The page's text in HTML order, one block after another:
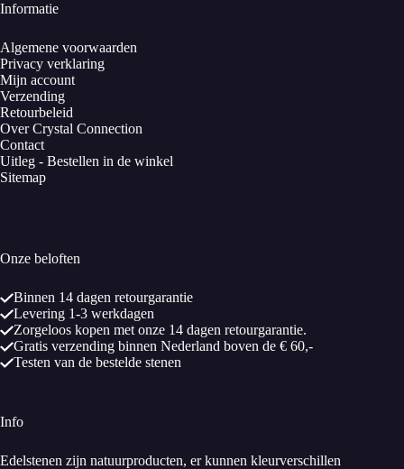
Informatie
Algemene voorwaarden
Privacy verklaring
Mijn account
Verzending
Retourbeleid
Over Crystal Connection
Contact
Uitleg - Bestellen in de winkel
Sitemap
Onze beloften
Binnen 14 dagen retourgarantie
Levering 1-3 werkdagen
Zorgeloos kopen met onze 14 dagen retourgarantie.
Gratis verzending binnen Nederland boven de € 60,-
Testen van de bestelde stenen
Info
Edelstenen zijn natuurproducten, er kunnen kleurverschillen